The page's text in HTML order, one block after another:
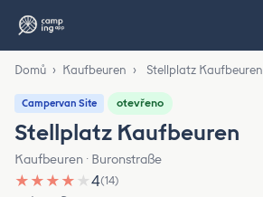
Domů › Kaufbeuren › Stellplatz Kaufbeuren
Campervan Site otevřeno
Stellplatz Kaufbeuren
Kaufbeuren · Buronstraße
★ ★ ★ ★ ★4(14)